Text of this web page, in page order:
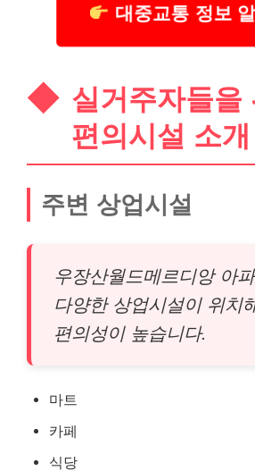
대중교통 정보 알
실거주자들을
편의시설 소개
주변 상업시설
우장산월드메르디앙 아
다양한 상업시설이 위치
편의성이 높습니다.
마트
카페
식당